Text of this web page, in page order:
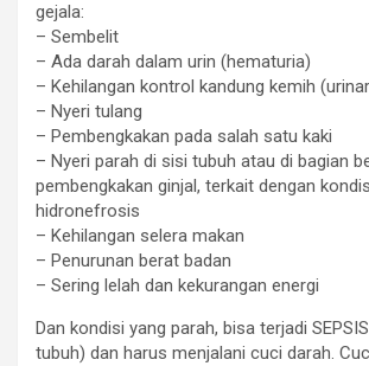
gejala:
– Sembelit
– Ada darah dalam urin (hematuria)
– Kehilangan kontrol kandung kemih
– Nyeri tulang
– Pembengkakan pada salah satu kaki
– Nyeri parah di sisi tubuh atau di bagian
pembengkakan ginjal, terkait dengan
hidronefrosis
– Kehilangan selera makan
– Penurunan berat badan
– Sering lelah dan kekurangan energi
Dan kondisi yang parah, bisa terjadi
tubuh) dan harus menjalani cuci darah.